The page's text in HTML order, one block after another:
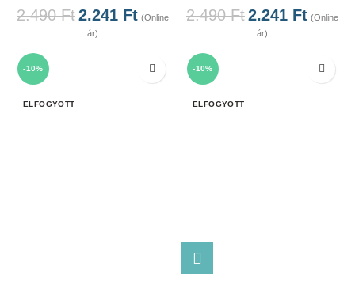
2.490Ft2.241 Ft (Online
ár)
2.490Ft2.241 Ft (Online
ár)
-10%
ELFOGYOTT
-10%
ELFOGYOTT